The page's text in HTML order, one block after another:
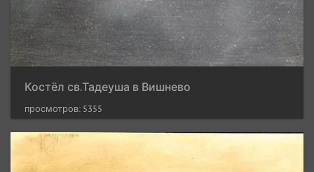
Костёл св.Тадеуша в Вишнево
просмотров: 5355